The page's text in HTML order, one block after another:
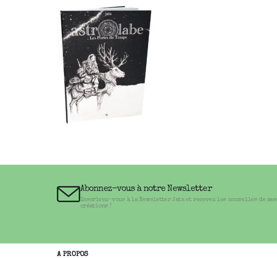
Abonnez-vous à notre Newsletter
Inscrivez-vous à la Newsletter Jata et recevez les nouvelles de mes
créations !
A PROPOS